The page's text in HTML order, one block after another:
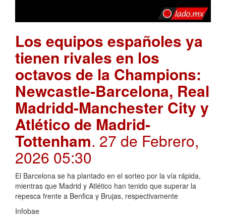
Los equipos españoles ya
tienen rivales en los
octavos de la Champions:
Newcastle-Barcelona, Real
Madridd-Manchester City y
Atlético de Madrid-
Tottenham. 27 de Febrero,
2026 05:30
El Barcelona se ha plantado en el sorteo por la vía rápida,
mientras que Madrid y Atlético han tenido que superar la
repesca frente a Benfica y Brujas, respectivamente
Infobae